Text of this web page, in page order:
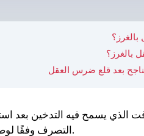
بالغرز؟
الذي يسمح فيه التدخين بعد
التصرف وفقًا لوصفة طبيب الأسنان من أجل تحقيق نتيجة سريعة وفعالة.